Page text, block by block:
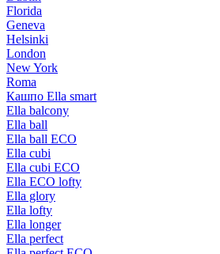
Florida
Geneva
Helsinki
London
New York
Roma
Кашпо Ella smart
Ella balcony
Ella ball
Ella ball ECO
Ella cubi
Ella cubi ECO
Ella ECO lofty
Ella glory
Ella lofty
Ella longer
Ella perfect